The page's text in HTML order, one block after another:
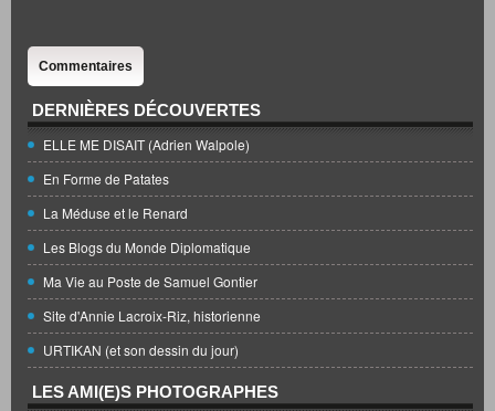
Commentaires
DERNIÈRES DÉCOUVERTES
ELLE ME DISAIT (Adrien Walpole)
En Forme de Patates
La Méduse et le Renard
Les Blogs du Monde Diplomatique
Ma Vie au Poste de Samuel Gontier
Site d'Annie Lacroix-Riz, historienne
URTIKAN (et son dessin du jour)
LES AMI(E)S PHOTOGRAPHES